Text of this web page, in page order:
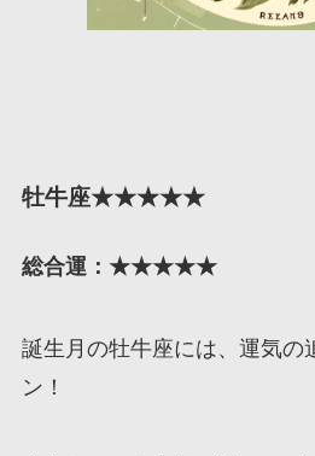
牡牛座★★★★★
総合運：★★★★★
誕生月の牡牛座には、運気の
ン！